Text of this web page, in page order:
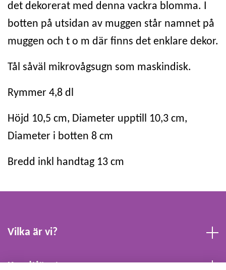
det dekorerat med denna vackra blomma. I
botten på utsidan av muggen står namnet på
muggen och t o m där finns det enklare dekor.
Tål såväl mikrovågsugn som maskindisk.
Rymmer 4,8 dl
Höjd 10,5 cm, Diameter upptill 10,3 cm,
Diameter i botten 8 cm
Bredd inkl handtag 13 cm
Vilka är vi?
Kundtjänst